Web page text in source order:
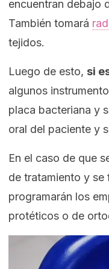
encuentran debajo
También tomará
tejidos.
Luego de esto, si
algunos
placa bacteriana y
oral del paciente y
En el caso de que
de tratamiento y se
programarán los
protéticos o de